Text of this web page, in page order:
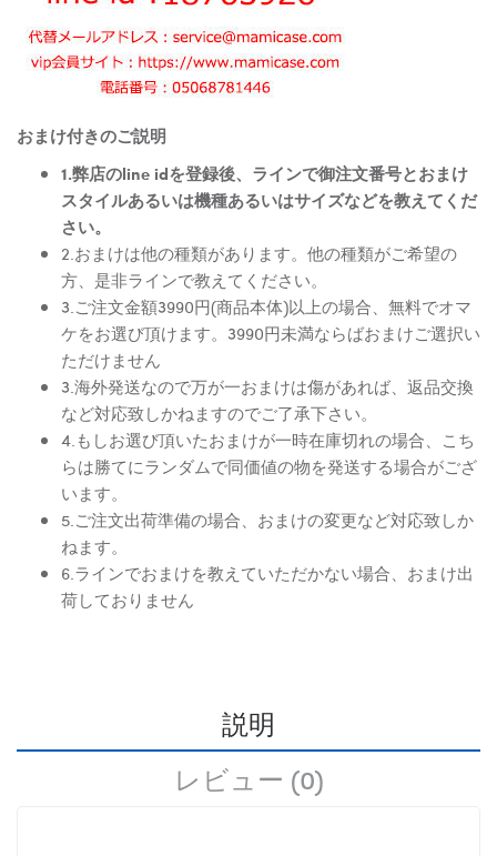
おまけ付きのご説明
1.弊店のline idを登録後、ラインで御注文番号とおまけ
スタイルあるいは機種あるいはサイズなどを教えてくだ
さい。
2.おまけは他の種類があります。他の種類がご希望の
方、是非ラインで教えてください。
3.ご注文金額3990円(商品本体)以上の場合、無料でオマ
ケをお選び頂けます。3990円未満ならばおまけご選択い
ただけません
3.海外発送なので万が一おまけは傷があれば、返品交換
など対応致しかねますのでご了承下さい。
4.もしお選び頂いたおまけが一時在庫切れの場合、こち
らは勝てにランダムで同価値の物を発送する場合がござ
います。
5.ご注文出荷準備の場合、おまけの変更など対応致しか
ねます。
6.ラインでおまけを教えていただかない場合、おまけ出
荷しておりません
説明
レビュー (0)